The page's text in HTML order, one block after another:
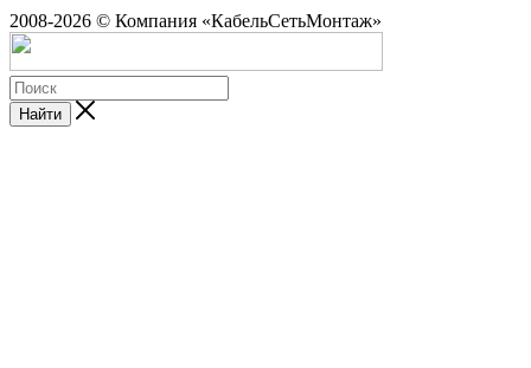
2008-2026 © Компания «КабельСетьМонтаж»
Найти